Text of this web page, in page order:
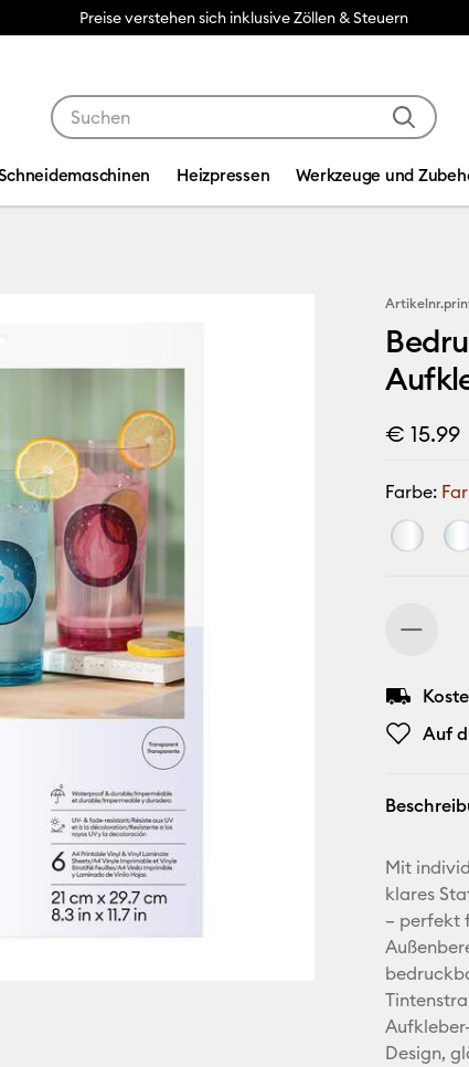
Preise verstehen sich inklusive Zöllen & Steuern
Heizpressen Werkzeuge und
Artikelnr.
€ 15.99
Farbe:
Auf
Mit
klares
– perfekt
Design,